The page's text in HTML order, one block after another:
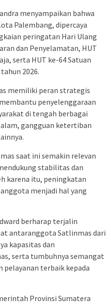
menyampaikan bahwa
Palembang, dipercaya
peringatan Hari Ulang
dan Penyelamatan, HUT
serta HUT ke-64 Satuan
2026.
memiliki peran strategis
penyelenggaraan
di tengah berbagai
gangguan ketertiban
saat ini semakin relevan
stabilitas dan
karena itu, peningkatan
menjadi hal yang
berharap terjalin
antaranggota Satlinmas dari
kapasitas dan
serta tumbuhnya semangat
pelayanan terbaik kepada
Provinsi Sumatera